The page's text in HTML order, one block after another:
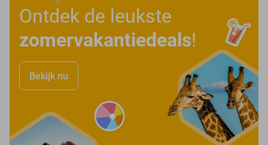
Ontdek de leukste
zomervakantiedeals!
Bekijk nu